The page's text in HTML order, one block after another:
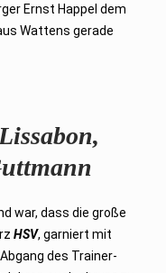
Ernst Happel dem
Wattens gerade
war, dass die große
HSV, garniert mit
des Trainer-